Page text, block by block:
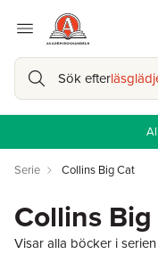
Sök efter
Serie Collins Big Cat
Collins
Visar alla böcker i